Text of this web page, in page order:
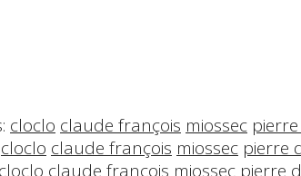
cloclo claude françois miossec
cloclo claude françois miossec pierre
cloclo claude françois miossec pierre